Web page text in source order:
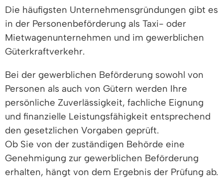
Die häufigsten Unternehmensgründungen gibt es
in der Personenbeförderung als Taxi- oder
Mietwagenunternehmen und im gewerblichen
Güterkraftverkehr.
Bei der gewerblichen Beförderung sowohl von
Personen als auch von Gütern werden Ihre
persönliche Zuverlässigkeit, fachliche Eignung
und finanzielle Leistungsfähigkeit entsprechend
den gesetzlichen Vorgaben geprüft.
Ob Sie von der zuständigen Behörde eine
Genehmigung zur gewerblichen Beförderung
erhalten, hängt von dem Ergebnis der Prüfung ab.